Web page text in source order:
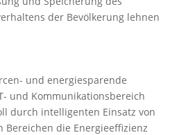
der Bevölkerung lehnen
und energiesparende
und Kommunikationsbereich
durch intelligenten Einsatz von
Bereichen die Energieeffizienz